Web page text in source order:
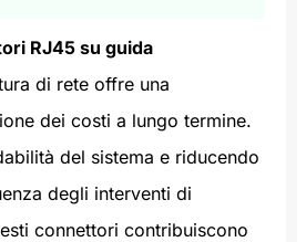
RJ45 su guida
di rete offre una
dei costi a lungo termine.
del sistema e riducendo
degli interventi di
connettori contribuiscono